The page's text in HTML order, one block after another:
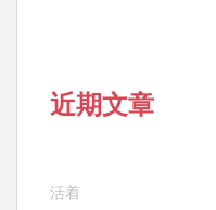
近期文章
活着